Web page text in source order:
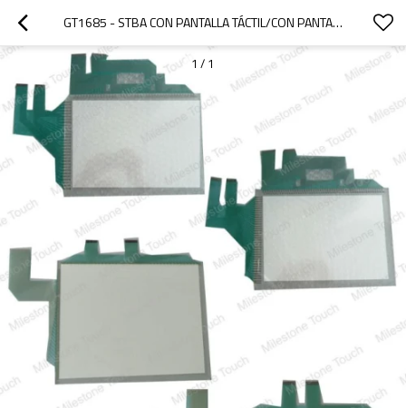
GT1685 - STBA CON PANTALLA TÁCTIL/CON PANTALLA TÁCTIL GT1685 - STBA
1 / 1